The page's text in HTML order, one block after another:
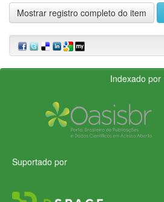
Mostrar registro completo do item
Indexado por
Suportado por